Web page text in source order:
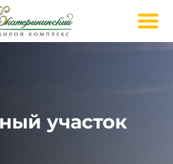
участок